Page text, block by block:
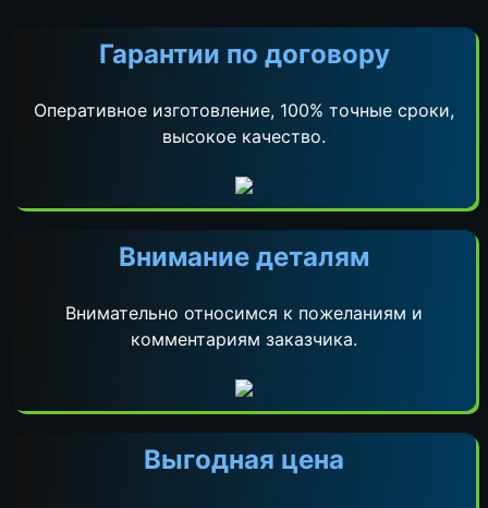
Гарантии по договору
Оперативное изготовление, 100% точные сроки,
высокое качество.
Внимание деталям
Внимательно относимся к пожеланиям и
комментариям заказчика.
Выгодная цена